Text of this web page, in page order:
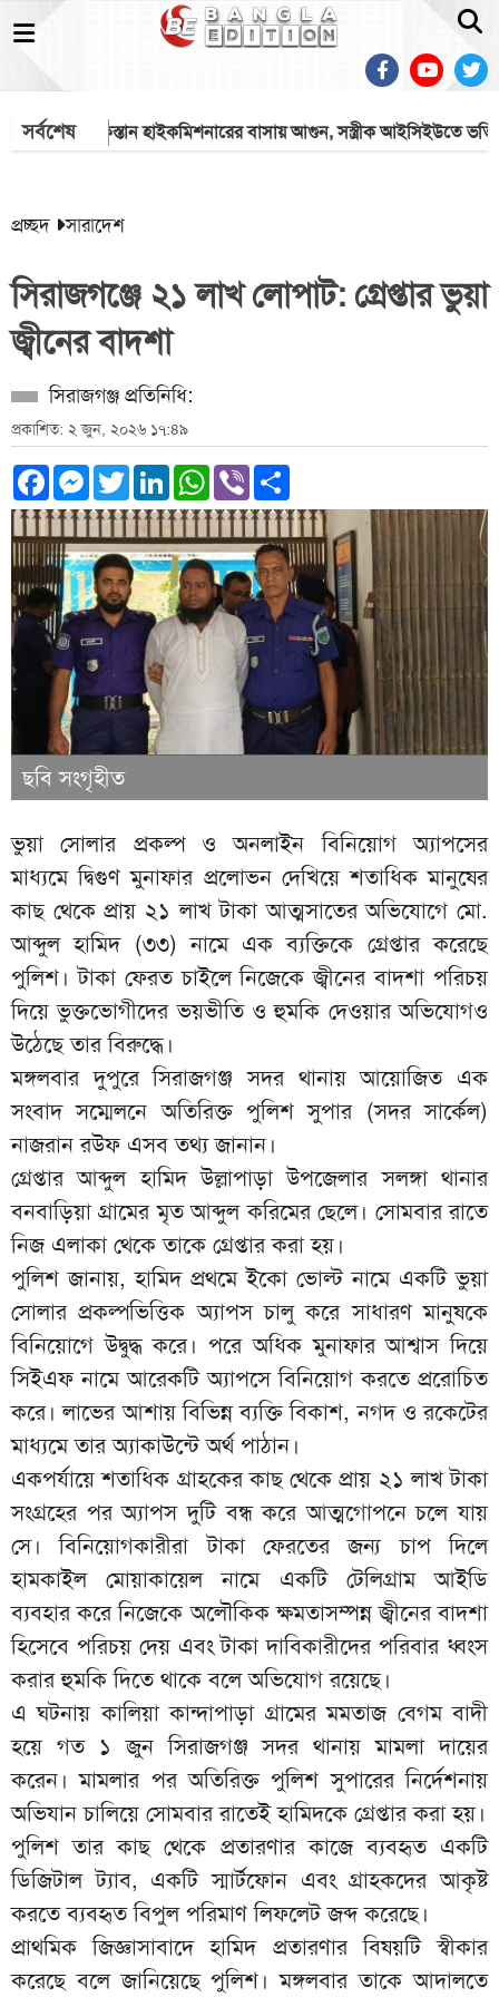
সর্বশেষ
ঢাকায় পাকিস্তান হাইকমিশনারের বাসায় আগুন, সস্ত্রীক আইসিইউতে ভর্তি
প্রচ্ছদ সারাদেশ
সিরাজগঞ্জে ২১ লাখ লোপাট: গ্রেপ্তার ভুয়া
জ্বীনের বাদশা
সিরাজগঞ্জ প্রতিনিধি:
প্রকাশিত: ২ জুন, ২০২৬ ১৭:৪৯
Facebook
Messenger
TwitterLinkedInWhatsApp
Viber
ছবি সংগৃহীত
ভুয়া সোলার প্রকল্প ও অনলাইন বিনিয়োগ অ্যাপসের
মাধ্যমে দ্বিগুণ মুনাফার প্রলোভন দেখিয়ে শতাধিক মানুষের
কাছ থেকে প্রায় ২১ লাখ টাকা আত্মসাতের অভিযোগে মো.
আব্দুল হামিদ (৩৩) নামে এক ব্যক্তিকে গ্রেপ্তার করেছে
পুলিশ। টাকা ফেরত চাইলে নিজেকে জ্বীনের বাদশা পরিচয়
দিয়ে ভুক্তভোগীদের ভয়ভীতি ও হুমকি দেওয়ার অভিযোগও
উঠেছে তার বিরুদ্ধে।
মঙ্গলবার দুপুরে সিরাজগঞ্জ সদর থানায় আয়োজিত এক
সংবাদ সম্মেলনে অতিরিক্ত পুলিশ সুপার (সদর সার্কেল)
নাজরান রউফ এসব তথ্য জানান।
গ্রেপ্তার আব্দুল হামিদ উল্লাপাড়া উপজেলার সলঙ্গা থানার
বনবাড়িয়া গ্রামের মৃত আব্দুল করিমের ছেলে। সোমবার রাতে
নিজ এলাকা থেকে তাকে গ্রেপ্তার করা হয়।
পুলিশ জানায়, হামিদ প্রথমে ইকো ভোল্ট নামে একটি ভুয়া
সোলার প্রকল্পভিত্তিক অ্যাপস চালু করে সাধারণ মানুষকে
বিনিয়োগে উদ্বুদ্ধ করে। পরে অধিক মুনাফার আশ্বাস দিয়ে
সিইএফ নামে আরেকটি অ্যাপসে বিনিয়োগ করতে প্ররোচিত
করে। লাভের আশায় বিভিন্ন ব্যক্তি বিকাশ, নগদ ও রকেটের
মাধ্যমে তার অ্যাকাউন্টে অর্থ পাঠান।
একপর্যায়ে শতাধিক গ্রাহকের কাছ থেকে প্রায় ২১ লাখ টাকা
সংগ্রহের পর অ্যাপস দুটি বন্ধ করে আত্মগোপনে চলে যায়
সে। বিনিয়োগকারীরা টাকা ফেরতের জন্য চাপ দিলে
হামকাইল মোয়াকায়েল নামে একটি টেলিগ্রাম আইডি
ব্যবহার করে নিজেকে অলৌকিক ক্ষমতাসম্পন্ন জ্বীনের বাদশা
হিসেবে পরিচয় দেয় এবং টাকা দাবিকারীদের পরিবার ধ্বংস
করার হুমকি দিতে থাকে বলে অভিযোগ রয়েছে।
এ ঘটনায় কালিয়া কান্দাপাড়া গ্রামের মমতাজ বেগম বাদী
হয়ে গত ১ জুন সিরাজগঞ্জ সদর থানায় মামলা দায়ের
করেন। মামলার পর অতিরিক্ত পুলিশ সুপারের নির্দেশনায়
অভিযান চালিয়ে সোমবার রাতেই হামিদকে গ্রেপ্তার করা হয়।
পুলিশ তার কাছ থেকে প্রতারণার কাজে ব্যবহৃত একটি
ডিজিটাল ট্যাব, একটি স্মার্টফোন এবং গ্রাহকদের আকৃষ্ট
করতে ব্যবহৃত বিপুল পরিমাণ লিফলেট জব্দ করেছে।
প্রাথমিক জিজ্ঞাসাবাদে হামিদ প্রতারণার বিষয়টি স্বীকার
করেছে বলে জানিয়েছে পুলিশ। মঙ্গলবার তাকে আদালতে